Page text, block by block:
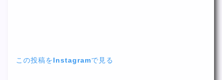
この投稿をInstagramで見る